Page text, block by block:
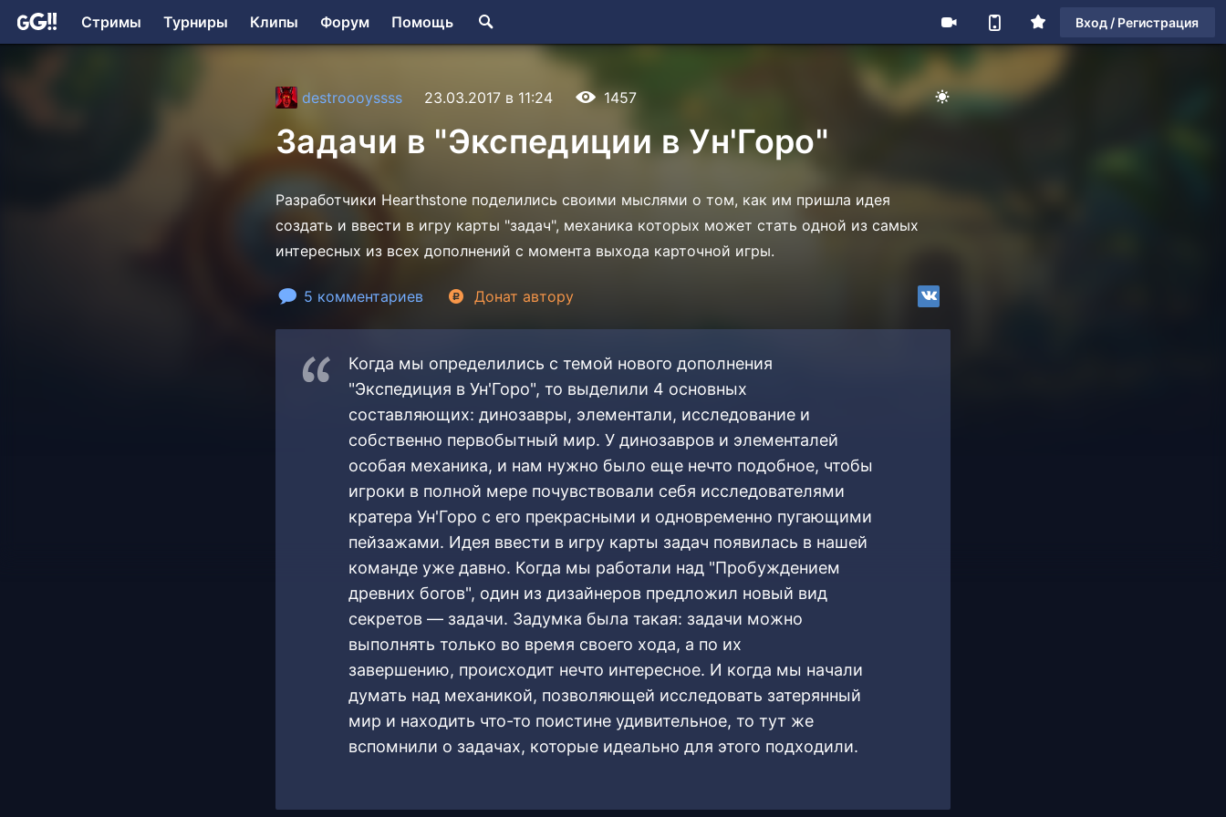
Стримы Турниры Клипы Форум Помощь Вход / Регистрация
destroooyssss 23.03.2017 в 11:24 1457
Задачи в "Экспедиции в Ун'Горо"
Разработчики Hearthstone поделились своими мыслями о том, как им пришла идея
создать и ввести в игру карты "задач", механика которых может стать одной из самых
интересных из всех дополнений с момента выхода карточной игры.
5 комментариев Донат автору
Когда мы определились с темой нового дополнения
"Экспедиция в Ун'Горо", то выделили 4 основных
составляющих: динозавры, элементали, исследование и
собственно первобытный мир. У динозавров и элементалей
особая механика, и нам нужно было еще нечто подобное, чтобы
игроки в полной мере почувствовали себя исследователями
кратера Ун'Горо с его прекрасными и одновременно пугающими
пейзажами. Идея ввести в игру карты задач появилась в нашей
команде уже давно. Когда мы работали над "Пробуждением
древних богов", один из дизайнеров предложил новый вид
секретов — задачи. Задумка была такая: задачи можно
выполнять только во время своего хода, а по их
завершению, происходит нечто интересное. И когда мы начали
думать над механикой, позволяющей исследовать затерянный
мир и находить что-то поистине удивительное, то тут же
вспомнили о задачах, которые идеально для этого подходили.